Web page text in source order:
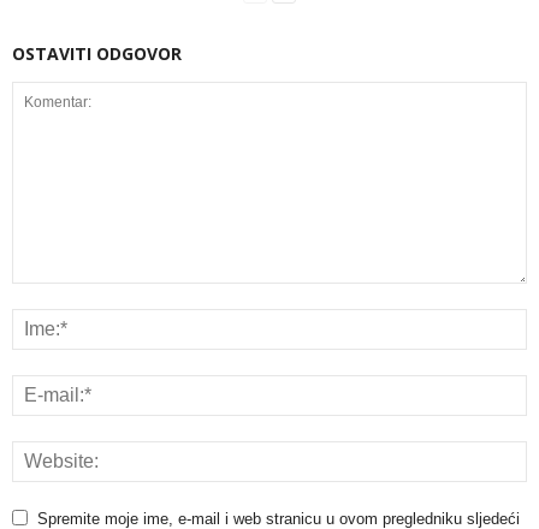
OSTAVITI ODGOVOR
Spremite moje ime, e-mail i web stranicu u ovom pregledniku sljedeći